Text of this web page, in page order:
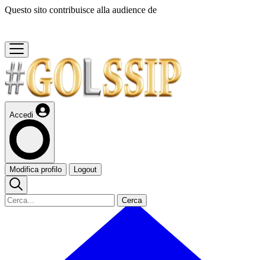
Questo sito contribuisce alla audience de
Accedi
Modifica profilo Logout
Cerca